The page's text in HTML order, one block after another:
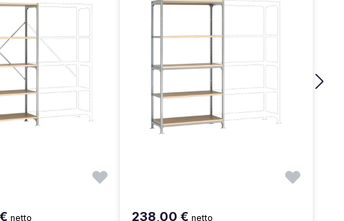
netto 238,00 € netto